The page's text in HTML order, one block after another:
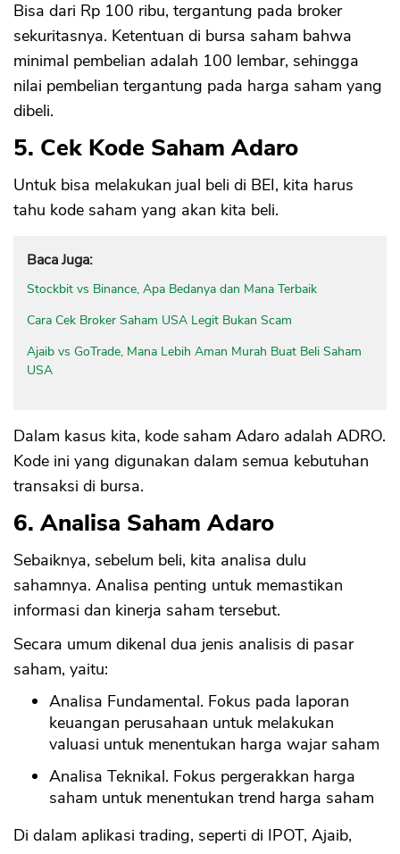
Bisa dari Rp 100 ribu, tergantung pada broker
sekuritasnya. Ketentuan di bursa saham bahwa
minimal pembelian adalah 100 lembar, sehingga
nilai pembelian tergantung pada harga saham yang
dibeli.
5. Cek Kode Saham Adaro
Untuk bisa melakukan jual beli di BEI, kita harus
tahu kode saham yang akan kita beli.
Baca Juga:
Stockbit vs Binance, Apa Bedanya dan Mana Terbaik
Cara Cek Broker Saham USA Legit Bukan Scam
Ajaib vs GoTrade, Mana Lebih Aman Murah Buat Beli Saham
USA
Dalam kasus kita, kode saham Adaro adalah ADRO.
Kode ini yang digunakan dalam semua kebutuhan
transaksi di bursa.
6. Analisa Saham Adaro
Sebaiknya, sebelum beli, kita analisa dulu
sahamnya. Analisa penting untuk memastikan
informasi dan kinerja saham tersebut.
Secara umum dikenal dua jenis analisis di pasar
saham, yaitu:
Analisa Fundamental. Fokus pada laporan
keuangan perusahaan untuk melakukan
valuasi untuk menentukan harga wajar saham
Analisa Teknikal. Fokus pergerakkan harga
saham untuk menentukan trend harga saham
Di dalam aplikasi trading, seperti di IPOT, Ajaib,